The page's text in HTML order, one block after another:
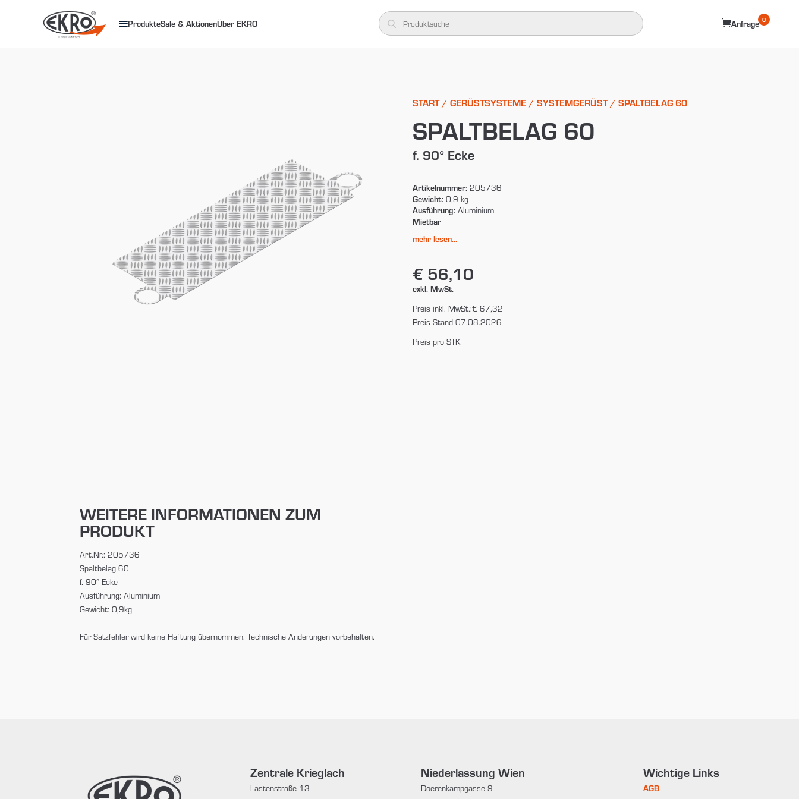
ProdukteSale & AktionenÜber EKRO Anfrage 0
START/ GERÜSTSYSTEME/ SYSTEMGERÜST/ SPALTBELAG 60
SPALTBELAG 60
f. 90° Ecke
Artikelnummer:205736
Gewicht:0,9 kg
Ausführung:Aluminium
Mietbar
mehr lesen...
€ 56,10
exkl. MwSt.
Preis inkl. MwSt.:€ 67,32
Preis Stand 07.08.2026
Preis pro STK
WEITERE INFORMATIONEN ZUM
PRODUKT
Art.Nr.: 205736
Spaltbelag 60
f. 90° Ecke
Ausführung: Aluminium
Gewicht: 0,9kg
Für Satzfehler wird keine Haftung übernommen. Technische Änderungen vorbehalten.
Zentrale Krieglach
Lastenstraße 13
Niederlassung Wien
Doerenkampgasse 9
Wichtige Links
AGB